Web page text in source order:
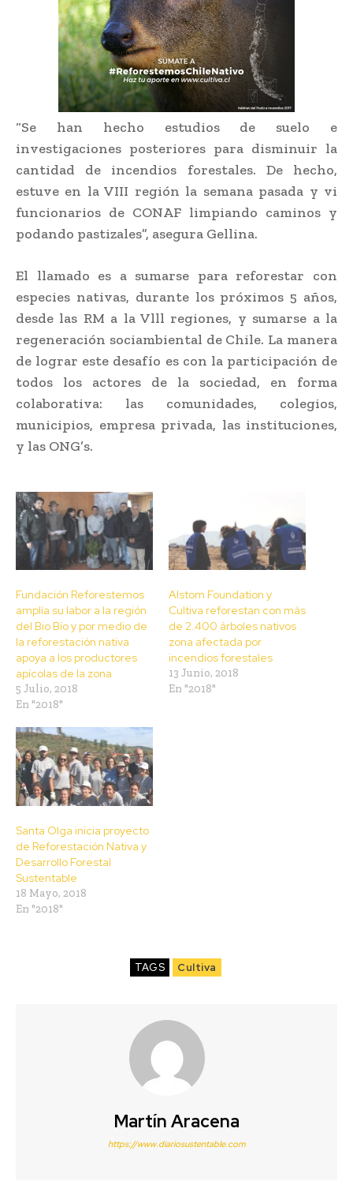
“Se han hecho estudios de suelo e
investigaciones posteriores para disminuir la
cantidad de incendios forestales. De hecho,
estuve en la VIII región la semana pasada y vi
funcionarios de CONAF limpiando caminos y
podando pastizales”, asegura Gellina.
El llamado es a sumarse para reforestar con
especies nativas, durante los próximos 5 años,
desde las RM a la Vlll regiones, y sumarse a la
regeneración sociambiental de Chile. La manera
de lograr este desafío es con la participación de
todos los actores de la sociedad, en forma
colaborativa: las comunidades, colegios,
municipios, empresa privada, las instituciones,
y las ONG’s.
Fundación Reforestemos
amplía su labor a la región
del Bio Bío y por medio de
la reforestación nativa
apoya a los productores
apícolas de la zona
5 Julio, 2018
En "2018"
Alstom Foundation y
Cultiva reforestan con más
de 2.400 árboles nativos
zona afectada por
incendios forestales
13 Junio, 2018
En "2018"
Santa Olga inicia proyecto
de Reforestación Nativa y
Desarrollo Forestal
Sustentable
18 Mayo, 2018
En "2018"
TAGS Cultiva
Martín Aracena
https://www.diariosustentable.com